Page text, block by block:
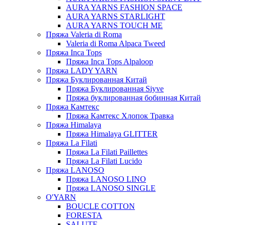
AURA YARNS FASHION SPACE
AURA YARNS STARLIGHT
AURA YARNS TOUCH ME
Пряжа Valeria di Roma
Valeria di Roma Alpaca Tweed
Пряжа Inca Tops
Пряжа Inca Tops Alpaloop
Пряжа LADY YARN
Пряжа Буклированная Китай
Пряжа Буклированная Siyve
Пряжа буклированная бобинная Китай
Пряжа Камтекс
Пряжа Камтекс Хлопок Травка
Пряжа Himalaya
Пряжа Himalaya GLITTER
Пряжа La Filati
Пряжа La Filati Paillettes
Пряжа La Filati Lucido
Пряжа LANOSO
Пряжа LANOSO LINO
Пряжа LANOSO SINGLE
O'YARN
BOUCLE COTTON
FORESTA